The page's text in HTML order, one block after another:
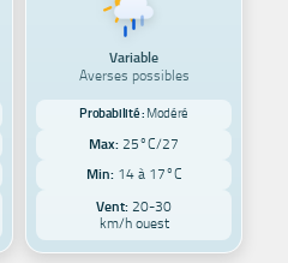
Variable
Averses possibles
Probabilité : Modéré
Max: 25°C/27
Min: 14 à 17°C
Vent: 20-30
km/h ouest